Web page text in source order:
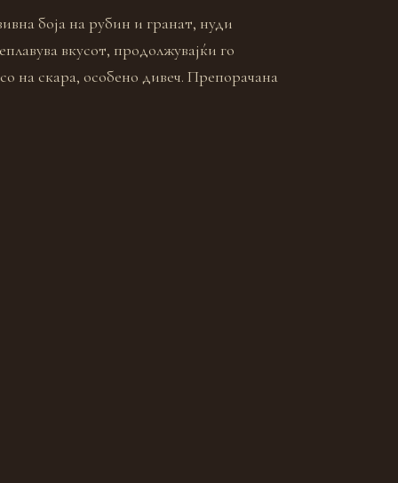
боја на рубин и гранат, нуди
вкусот, продолжувајќи го
на скара, особeно дивеч. Препорачана